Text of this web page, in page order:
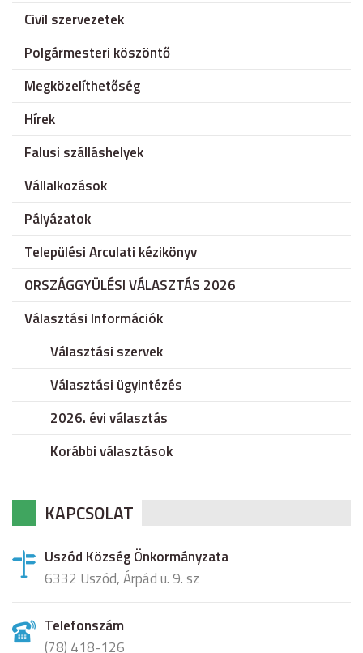
Civil szervezetek
Polgármesteri köszöntő
Megközelíthetőség
Hírek
Falusi szálláshelyek
Vállalkozások
Pályázatok
Települési Arculati kézikönyv
ORSZÁGGYÜLÉSI VÁLASZTÁS 2026
Választási Információk
Választási szervek
Választási ügyintézés
2026. évi választás
Korábbi választások
KAPCSOLAT
Uszód Község Önkormányzata
6332 Uszód, Árpád u. 9. sz
Telefonszám
(78) 418-126